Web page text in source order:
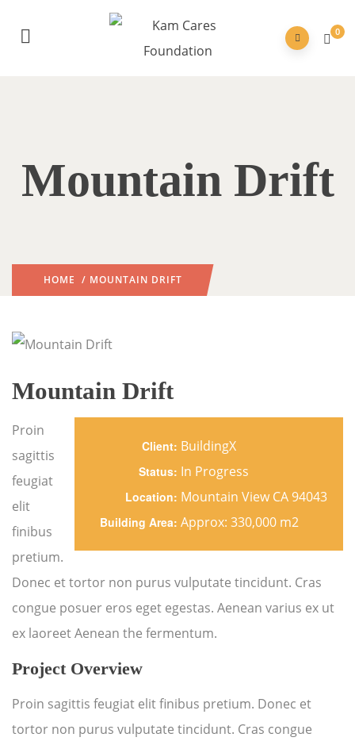
0
Mountain Drift
HOME / MOUNTAIN DRIFT
Mountain Drift
Client: BuildingX
Status: In Progress
Location: Mountain View CA 94043
Building Area: Approx: 330,000 m2
Proin
sagittis
feugiat
elit
finibus
pretium.
Donec et tortor non purus vulputate tincidunt. Cras
congue posuer eros eget egestas. Aenean varius ex ut
ex laoreet Aenean the fermentum.
Project Overview
Proin sagittis feugiat elit finibus pretium. Donec et
tortor non purus vulputate tincidunt. Cras congue